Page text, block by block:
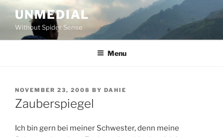
Skip
content
UNMEDIAL
Without Spider Sense
Menu
POSTED
ON
NOVEMBER 23, 2008 BY DAHIE
Zauberspiegel
Ich bin gern bei meiner Schwester, denn meine